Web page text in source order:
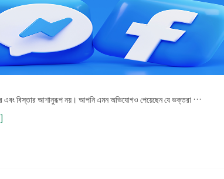
এবং বিস্তার আশানুরূপ নয়। আপনি এমন অভিযোগও পেয়েছেন যে ভক্তরা …